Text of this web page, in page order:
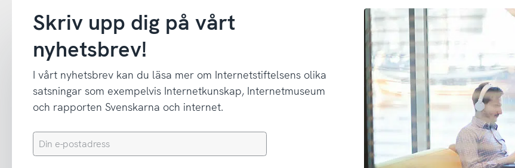
Skriv upp dig på vårt
nyhetsbrev!
I vårt nyhetsbrev kan du läsa mer om Internetstiftelsens olika
satsningar som exempelvis Internetkunskap, Internetmuseum
och rapporten Svenskarna och internet.
Din
e-